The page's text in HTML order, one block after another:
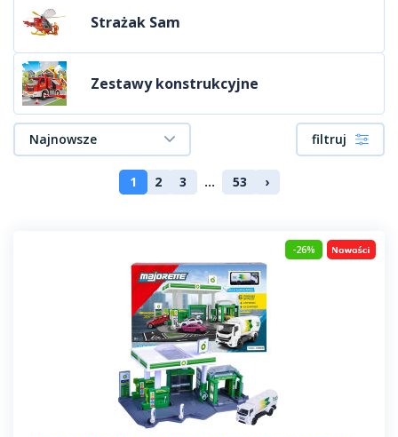
Strażak Sam
Zestawy konstrukcyjne
Najnowsze filtruj
1 2 3 ... 53 ›
-26%